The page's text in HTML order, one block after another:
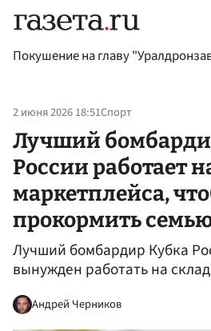
Покушение на главу
2 июня 2026 18:51Спорт
Лучший
России работает
маркетплейса,
прокормить
Лучший бомбардир Кубка
вынужден работать на
Андрей Черников